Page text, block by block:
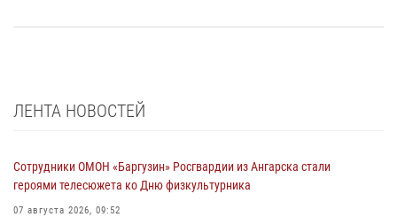
ЛЕНТА НОВОСТЕЙ
Сотрудники ОМОН «Баргузин» Росгвардии из Ангарска стали
героями телесюжета ко Дню физкультурника
07 августа 2026, 09:52